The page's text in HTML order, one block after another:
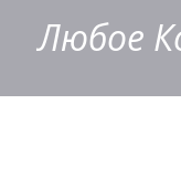
Любое